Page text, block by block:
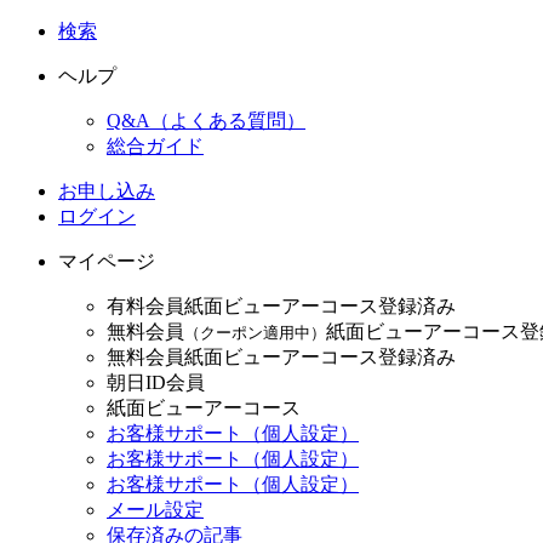
検索
ヘルプ
Q&A（よくある質問）
総合ガイド
お申し込み
ログイン
マイページ
有料会員紙面ビューアーコース登録済み
無料会員
（クーポン適用中） 紙面ビューアーコース
無料会員紙面ビューアーコース登録済み
朝日ID会員
紙面ビューアーコース
お客様サポート（個人設定）
お客様サポート（個人設定）
お客様サポート（個人設定）
メール設定
保存済みの記事